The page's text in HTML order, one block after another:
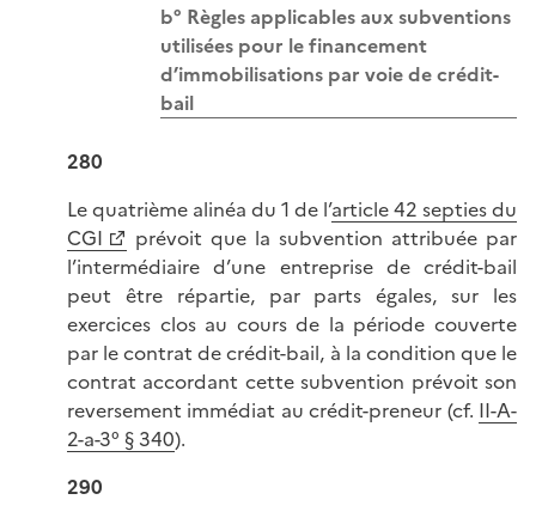
b° Règles applicables aux subventions
utilisées pour le financement
d’immobilisations par voie de crédit-
bail
280
Le quatrième alinéa du 1 de l’article 42 septies du
CGI
prévoit que la subvention attribuée par
l’intermédiaire d’une entreprise de crédit-bail
peut être répartie, par parts égales, sur les
exercices clos au cours de la période couverte
par le contrat de crédit-bail, à la condition que le
contrat accordant cette subvention prévoit son
reversement immédiat au crédit-preneur (cf. II-A-
2-a-3° § 340).
290